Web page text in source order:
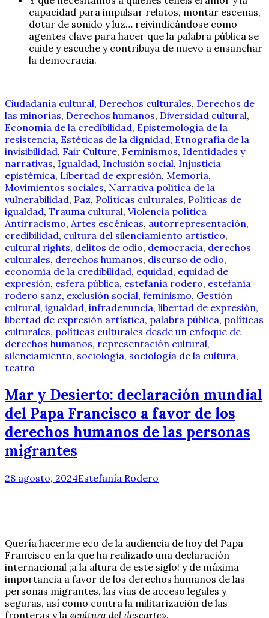
capacidad para impulsar relatos, montar escenas,
dotar de sonido y luz… reivindicándose como
agentes clave para hacer que la palabra pública se
cuide y escuche y contribuya de nuevo a ensanchar
la democracia.
Ciudadanía cultural, Derechos culturales, Derechos de
las minorías, Derechos humanos, Diversidad cultural,
Economía de la credibilidad, Epistemología de la
resistencia, Estéticas de la dignidad, Etnografía de la
invisibilidad, Fair Culture, Feminismos, Identidades y
narrativas, Igualdad, Inclusión social, Injusticia
epistémica, Libertad de expresión, Memoria,
Movimientos sociales, Narrativa política de la
vulnerabilidad, Paz, Políticas culturales, Políticas de
igualdad, Trauma cultural, Violencia política
Antirracismo, Artes escénicas, autorrepresentación,
credibilidad, cultura del silenciamiento artístico,
cultural rights, delitos de odio, democracia, derechos
culturales, derechos humanos, discurso de odio,
economía de la credibilidad, equidad, equidad de
expresión, esfera pública, estefanía rodero, estefanía
rodero sanz, exclusión social, feminismo, Gestión
cultural, igualdad, infradenuncia, libertad de expresión,
libertad de expresión artística, palabra pública, políticas
culturales, políticas culturales desde un enfoque de
derechos humanos, representación cultural,
silenciamiento, sociología, sociología de la cultura,
teatro
Mar y Desierto: declaración mundial
del Papa Francisco a favor de los
derechos humanos de las personas
migrantes
28 agosto, 2024Estefanía Rodero
Quería hacerme eco de la audiencia de hoy del Papa
Francisco en la que ha realizado una declaración
internacional ¡a la altura de este siglo! y de máxima
importancia a favor de los derechos humanos de las
personas migrantes, las vías de acceso legales y
seguras, así como contra la militarización de las
fronteras y la «cultura del descarte».